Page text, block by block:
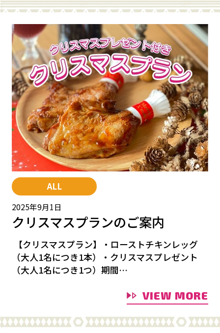
ALL
2025年9月1日
クリスマスプランのご案内
【クリスマスプラン】・ローストチキンレッグ
（大人1名につき1本）・クリスマスプレゼント
（大人1名につき1つ）期間…
VIEW MORE